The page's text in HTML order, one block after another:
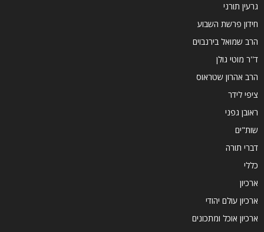
גרעין תורני
חידון פרשת השבוע
הרב שמואל בירנבוים
ד''ר מוטי גולן
הרב אהרון שטראוס
ציפי לידר
ראובן גפני
שות"ים
דברי תורה
כללי
ארכיון
ארכיון עולם יהודי
ארכיון אוכל ומתכונים